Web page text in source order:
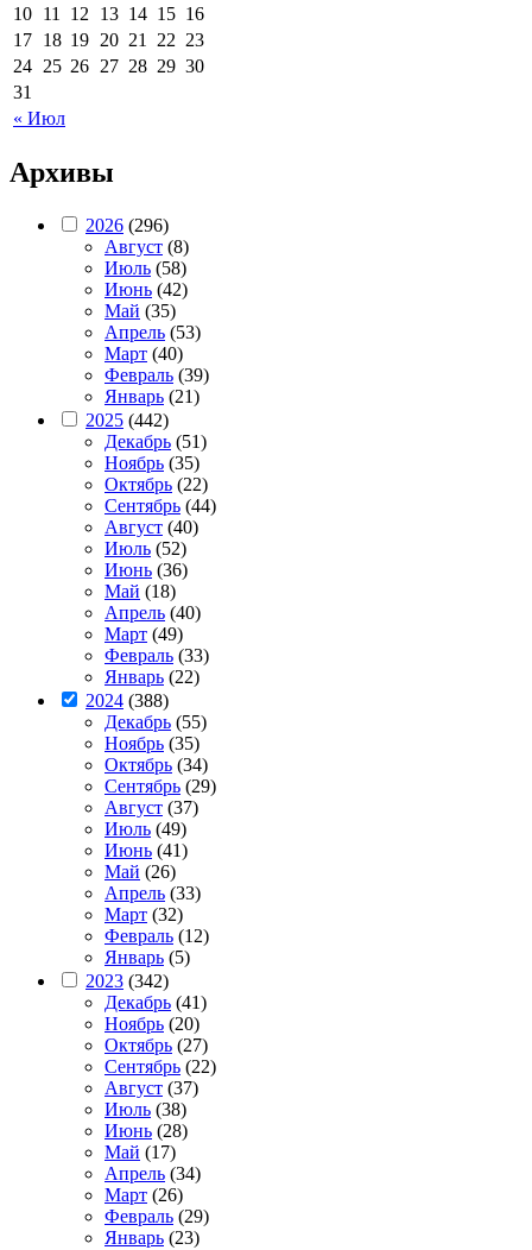
« Июл
10 11 12 13 14 15 16
17 18 19 20 21 22 23
24 25 26 27 28 29 30
31
Архивы
2026 (296)
Август (8)
Июль (58)
Июнь (42)
Май (35)
Апрель (53)
Март (40)
Февраль (39)
Январь (21)
2025 (442)
Декабрь (51)
Ноябрь (35)
Октябрь (22)
Сентябрь (44)
Август (40)
Июль (52)
Июнь (36)
Май (18)
Апрель (40)
Март (49)
Февраль (33)
Январь (22)
2024 (388)
Декабрь (55)
Ноябрь (35)
Октябрь (34)
Сентябрь (29)
Август (37)
Июль (49)
Июнь (41)
Май (26)
Апрель (33)
Март (32)
Февраль (12)
Январь (5)
2023 (342)
Декабрь (41)
Ноябрь (20)
Октябрь (27)
Сентябрь (22)
Август (37)
Июль (38)
Июнь (28)
Май (17)
Апрель (34)
Март (26)
Февраль (29)
Январь (23)